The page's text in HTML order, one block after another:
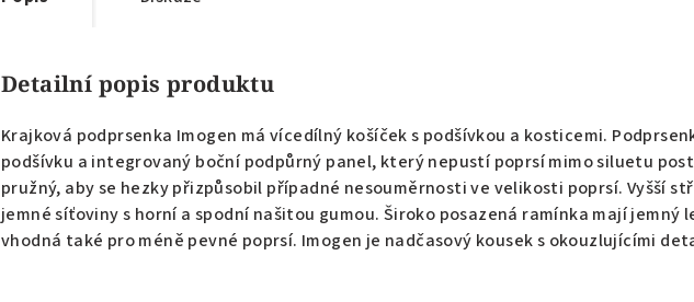
Detailní popis produktu
Krajková podprsenka Imogen má vícedílný košíček s podšívkou a kosticemi.
podšívku a integrovaný boční podpůrný panel, který nepustí poprsí mimo siluetu
pružný, aby se hezky přizpůsobil případné nesouměrnosti ve velikosti poprsí. Vyšší
jemné síťoviny s horní a spodní našitou gumou. Široko posazená ramínka mají
vhodná také pro méně pevné poprsí. Imogen je nadčasový kousek s okouzlujícími